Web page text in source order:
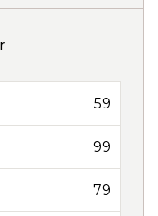
59
99
79